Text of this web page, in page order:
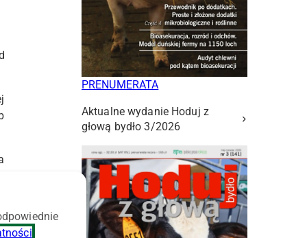
PRENUMERATA
Aktualne wydanie Hoduj z
głową bydło 3/2026